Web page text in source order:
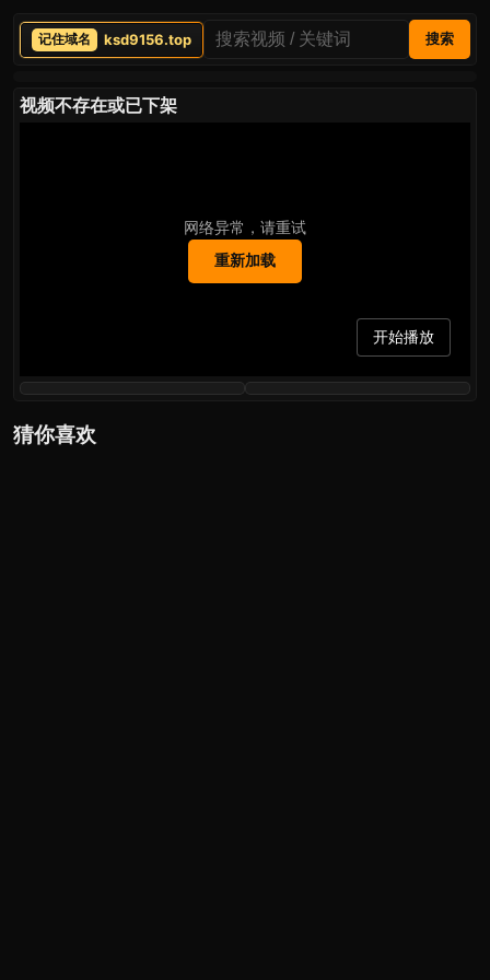
ksd9156.top 搜索
视频不存在或已下架
网络异常，请重试
重新加载
开始播放
猜你喜欢